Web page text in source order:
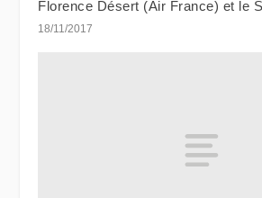
Florence Désert (Air France) et le
18/11/2017